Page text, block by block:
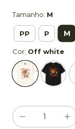
Tamanho: M
PP P M
Cor: Off white